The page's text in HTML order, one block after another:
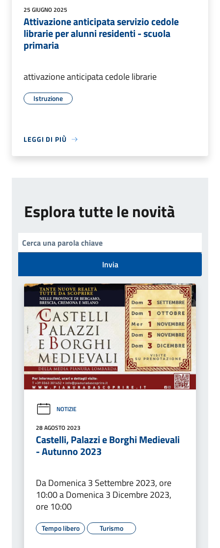
25 GIUGNO 2025
Attivazione anticipata servizio cedole
librarie per alunni residenti - scuola
primaria
attivazione anticipata cedole librarie
Istruzione
LEGGI DI PIÙ
Esplora tutte le novità
Invia
NOTIZIE
28 AGOSTO 2023
Castelli, Palazzi e Borghi Medievali
- Autunno 2023
Da Domenica 3 Settembre 2023, ore
10:00 a Domenica 3 Dicembre 2023,
ore 10:00
Tempo libero Turismo